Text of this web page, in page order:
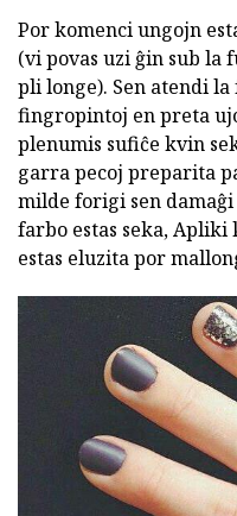
Por komenci ungojn
(vi povas uzi ĝin sub la
pli longe). Sen atendi
fingropintoj en preta
plenumis sufiĉe kvin
garra pecoj preparita
milde forigi sen
farbo estas seka,
estas eluzita por